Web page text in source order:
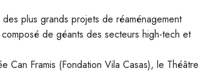
plus grands projets de réaménagement
de géants des secteurs high-tech et
Can Framis (Fondation Vila Casas), le Théâtre